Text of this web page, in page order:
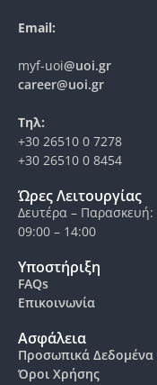
Email:
myf-uoi@uoi.gr
career@uoi.gr
Τηλ:
+30 26510 0 7278
+30 26510 0 8454
Ώρες Λειτουργίας
Δευτέρα – Παρασκευή:
09:00 – 14:00
Υποστήριξη
FAQs
Επικοινωνία
Ασφάλεια
Προσωπικά Δεδομένα
Όροι Χρήσης